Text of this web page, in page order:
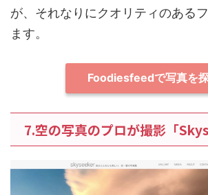
が、それなりにクオリティのある
ます。
Foodiesfeedで写真を
7.空の写真のプロが撮影「